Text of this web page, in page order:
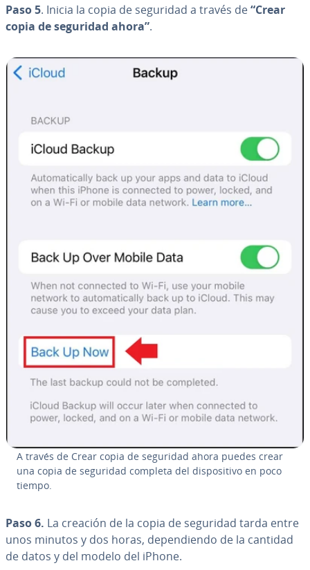
Paso 5. Inicia la copia de seguridad a través de“Crear
copia de seguridad ahora”.
A través de Crear copia de seguridad ahora puedes crear
una copia de seguridad completa del di­s­po­si­ti­vo en poco
tiempo.
Paso 6. La creación de la copia de seguridad tarda entre
unos minutos y dos horas, de­pe­n­die­n­do de la cantidad
de datos y del modelo del iPhone.